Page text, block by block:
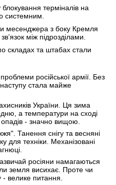
терміналів на
системним.
месенджера з боку Кремля
між підрозділами.
складах та штабах стали
російської армії. Без
наступу стала майже
України. Ця зима
а температури на сході
опадів - значно вищою.
Танення снігу та весняні
для техніки. Механізовані
росіяни намагаються
земля висихає. Проте чи
- велике питання.